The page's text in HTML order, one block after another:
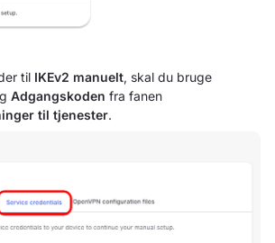
til IKEv2 manuelt, skal du bruge
Adgangskoden fra fanen
til tjenester.